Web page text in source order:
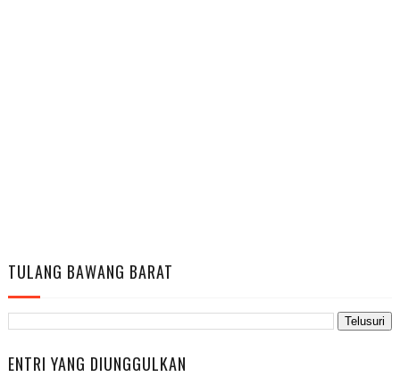
TULANG BAWANG BARAT
ENTRI YANG DIUNGGULKAN